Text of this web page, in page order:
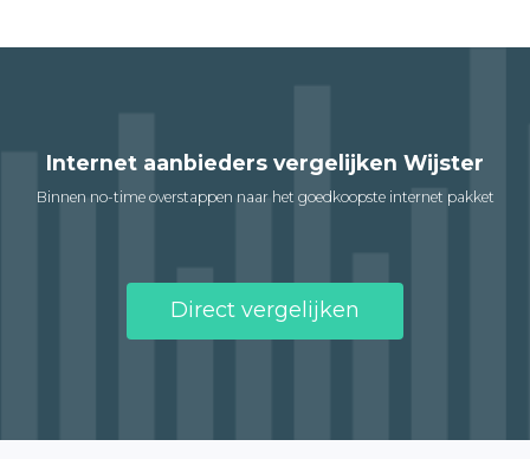
Internet aanbieders vergelijken Wijster
Binnen no-time overstappen naar het goedkoopste internet pakket
Direct vergelijken